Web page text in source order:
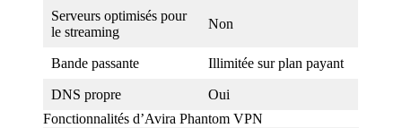
Serveurs optimisés pour
le streaming
Non
Bande passante Illimitée sur plan payant
DNS propre
Oui
Fonctionnalités d’Avira Phantom VPN